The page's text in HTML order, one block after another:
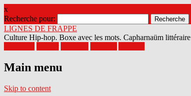
x
Recherche pour:
LIGNES DE FRAPPE
Culture Hip-hop. Boxe avec les mots. Capharnaüm littéraire
Main menu
Skip to content